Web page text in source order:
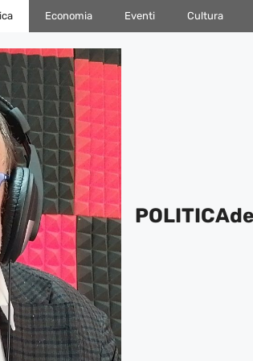
Economia Eventi Cultura